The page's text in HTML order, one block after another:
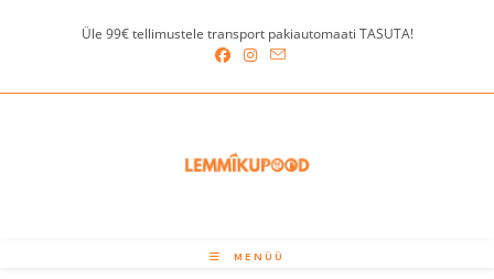
Üle 99€ tellimustele transport pakiautomaati TASUTA!
MENÜÜ